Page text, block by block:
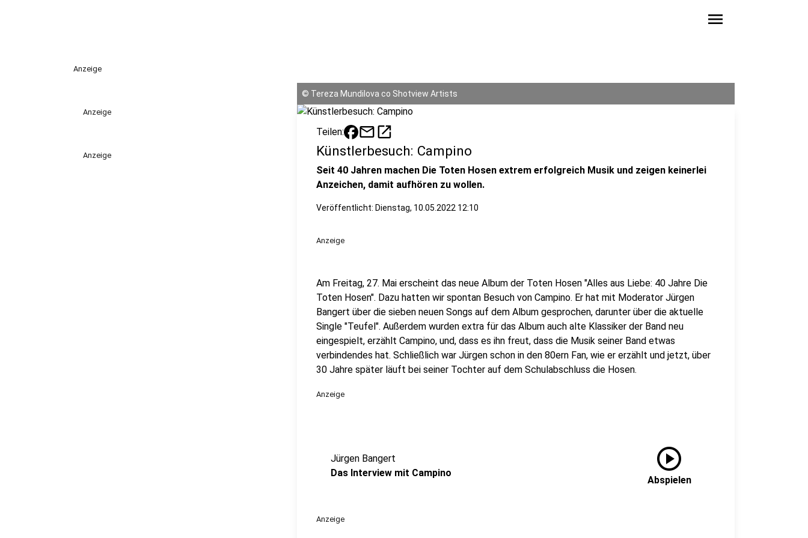
menu
Anzeige
Anzeige
Anzeige
© Tereza Mundilova co Shotview Artists
Teilen: mailopen_in_new
Künstlerbesuch: Campino
Seit 40 Jahren machen Die Toten Hosen extrem erfolgreich Musik und zeigen keinerlei
Anzeichen, damit aufhören zu wollen.
Veröffentlicht: Dienstag, 10.05.2022 12:10
Anzeige
Am Freitag, 27. Mai erscheint das neue Album der Toten Hosen "Alles aus Liebe: 40 Jahre Die
Toten Hosen". Dazu hatten wir spontan Besuch von Campino. Er hat mit Moderator Jürgen
Bangert über die sieben neuen Songs auf dem Album gesprochen, darunter über die aktuelle
Single "Teufel". Außerdem wurden extra für das Album auch alte Klassiker der Band neu
eingespielt, erzählt Campino, und, dass es ihn freut, dass die Musik seiner Band etwas
verbindendes hat. Schließlich war Jürgen schon in den 80ern Fan, wie er erzählt und jetzt, über
30 Jahre später läuft bei seiner Tochter auf dem Schulabschluss die Hosen.
Anzeige
Jürgen Bangert
Das Interview mit Campino
play_circle
Abspielen
Anzeige